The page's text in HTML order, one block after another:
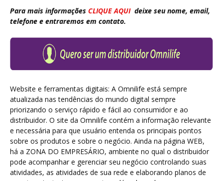
Para mais informações CLIQUE AQUI deixe seu nome, email,
telefone e entraremos em contato.
Website e ferramentas digitais: A Omnilife está sempre
atualizada nas tendências do mundo digital sempre
priorizando o serviço rápido e fácil ao consumidor e ao
distribuidor. O site da Omnilife contém a informação relevante
e necessária para que usuário entenda os principais pontos
sobre os produtos e sobre o negócio. Ainda na página WEB,
há a ZONA DO EMPRESÁRIO, ambiente no qual o distribuidor
pode acompanhar e gerenciar seu negócio controlando suas
atividades, as atividades de sua rede e elaborando planos de